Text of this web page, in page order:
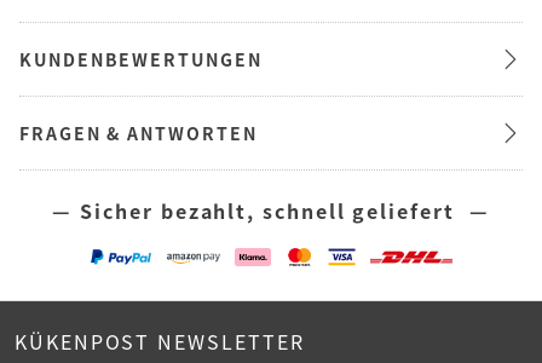
KUNDENBEWERTUNGEN
FRAGEN & ANTWORTEN
— Sicher bezahlt, schnell geliefert —
KÜKENPOST NEWSLETTER